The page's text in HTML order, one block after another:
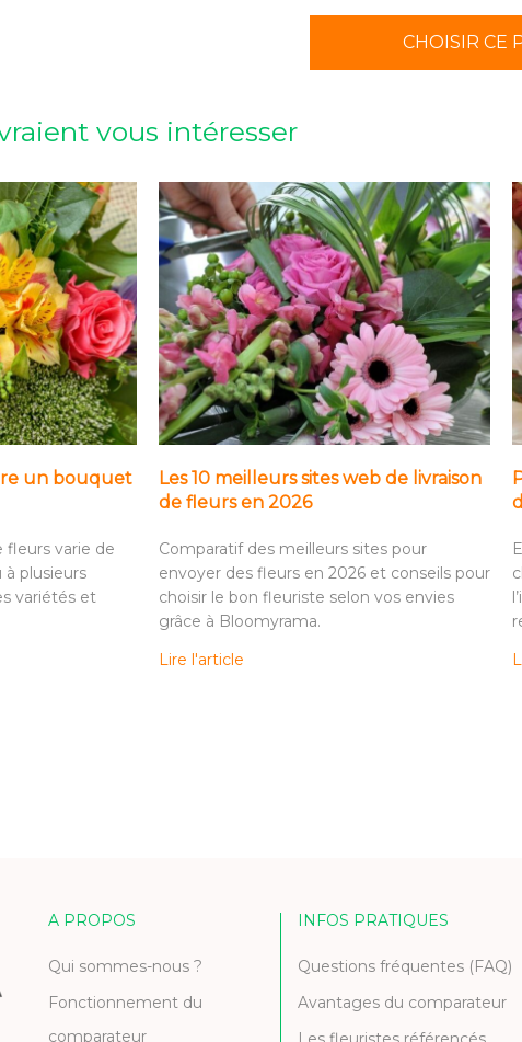
CHOISIR CE
vous intéresser
un bouquet
fleurs varie de
à plusieurs
variétés et
Les 10 meilleurs sites web de livraison
de fleurs en 2026
Comparatif des meilleurs sites pour
envoyer des fleurs en 2026 et conseils pour
choisir le bon fleuriste selon vos envies
grâce à Bloomyrama.
Lire l'article
A PROPOS
Qui sommes-nous ?
Fonctionnement du
comparateur
INFOS PRATIQUES
Questions fréquentes (FAQ)
Avantages du comparateur